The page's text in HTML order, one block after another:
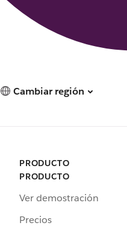
Cambiar región
PRODUCTO
PRODUCTO
Ver demostración
Precios